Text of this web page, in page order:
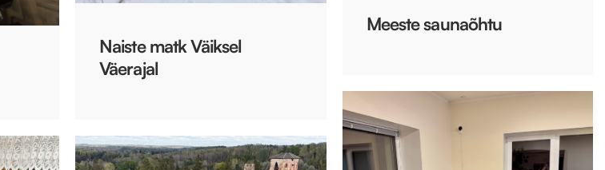
Meeste saunaõhtu
Naiste matk Väiksel
Väerajal